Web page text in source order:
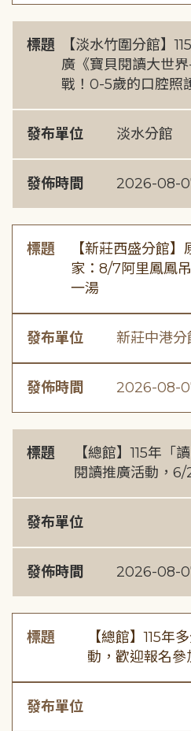
標題
【淡水竹圍分館】
廣《寶貝閱讀大世
戰！0-5歲的口腔照
發布單位 淡水分館
發佈時間 2026-08-
標題
【新莊西盛分館
家：8/7阿里鳳鳳
一湯
發布單位 新莊中港分
發佈時間 2026-08-
標題
【總館】115年「
閱讀推廣活動，
發布單位
發佈時間 2026-08-
標題
【總館】115年
動，歡迎報名參
發布單位